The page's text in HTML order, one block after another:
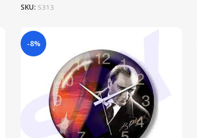
SKU: S313
-8%